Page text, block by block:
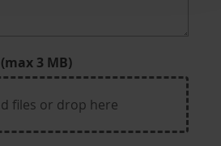
3 MB)
files or drop here